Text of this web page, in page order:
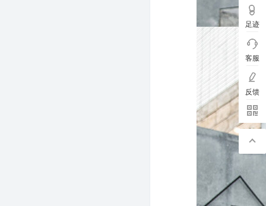
足迹
客服
反馈